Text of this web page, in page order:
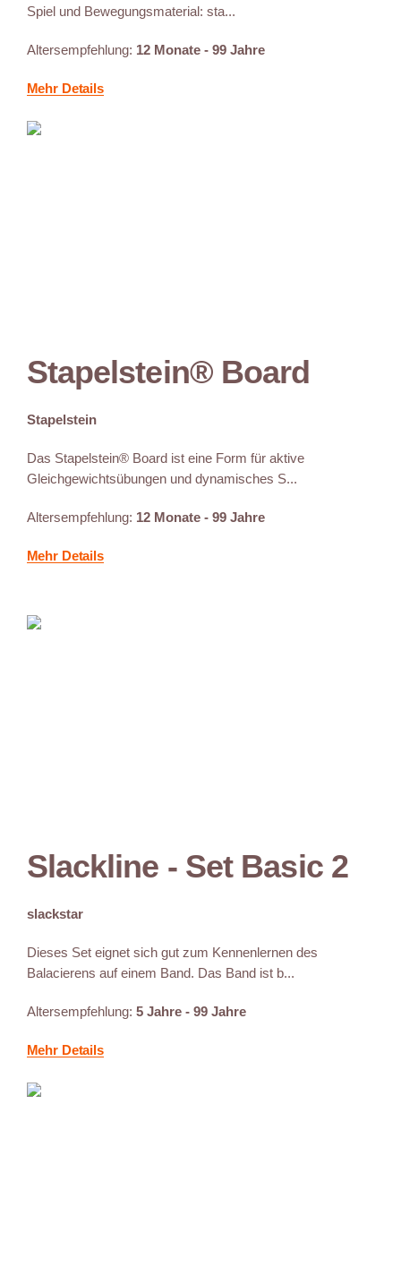
Spiel und Bewegungsmaterial: sta...
Altersempfehlung: 12 Monate - 99 Jahre
Mehr Details
Stapelstein® Board
Stapelstein
Das Stapelstein® Board ist eine Form für aktive
Gleichgewichtsübungen und dynamisches S...
Altersempfehlung: 12 Monate - 99 Jahre
Mehr Details
Slackline - Set Basic 2
slackstar
Dieses Set eignet sich gut zum Kennenlernen des
Balacierens auf einem Band. Das Band ist b...
Altersempfehlung: 5 Jahre - 99 Jahre
Mehr Details